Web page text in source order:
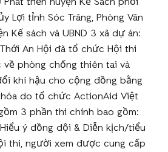
triển huyện Kế Sách phối
Lợi tỉnh Sóc Trăng, Phòng Văn
Kế sách và UBND 3 xã dự án:
An Hội đã tổ chức Hội thi
về phòng chống thiên tai và
khí hậu cho cộng đồng bằng
do tổ chức ActionAid Việt
3 phần thi chính bao gồm:
ý đồng đội & Diễn kịch/tiểu
thi, người xem được cung cấp